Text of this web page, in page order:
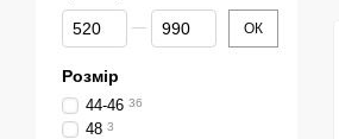
Від Ціна, грн
До Ціна, грн ОК
Розмір
44-46 36
48 3